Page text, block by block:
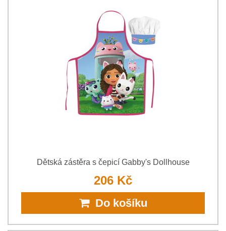
Dětská zástěra s čepicí Gabby's Dollhouse
206 Kč
Do košíku